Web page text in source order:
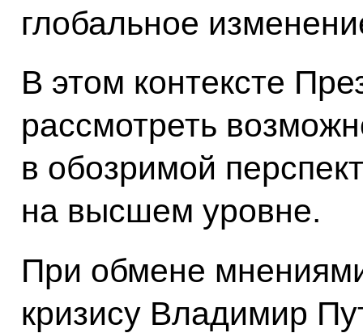
глобальное
В этом контексте
рассмотреть
в обозримой
на высшем уровне.
При обмене
кризису Владимир